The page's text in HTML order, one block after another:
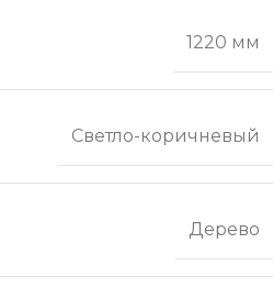
1220 мм
Светло-коричневый
Дерево